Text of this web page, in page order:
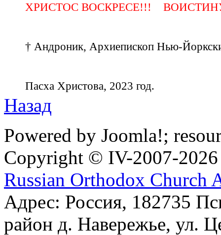
ХРИСТОС ВОСКРЕСЕ!!!
† Андроник, Архиепископ Нью-
Пасха Христова, 2023 год.
Назад
Powered by Joomla!;
Copyright © IV-2007-2026
Russian Orthodox Church
Адрес: Россия, 182735
район д. Навережье, ул.